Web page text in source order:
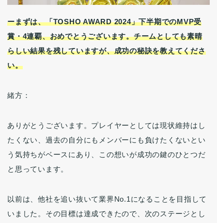
ーまずは、「TOSHO AWARD 2024」下半期でのMVP受
賞・4連覇、おめでとうございます。チームとしても素晴
らしい結果を残していますが、成功の秘訣を教えてくださ
い。
緒方：
ありがとうございます。プレイヤーとしては現状維持はし
たくない、過去の自分にもメンバーにも負けたくないとい
う気持ちがベースにあり、この想いが成功の鍵のひとつだ
と思っています。
以前は、他社を追い抜いて業界No.1になることを目指して
いました。その目標は達成できたので、次のステージとし